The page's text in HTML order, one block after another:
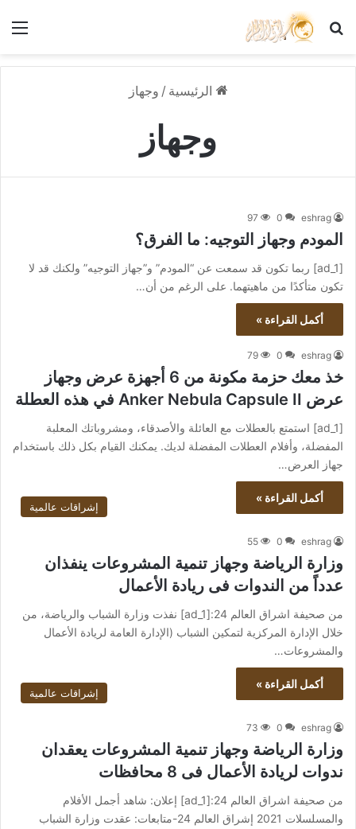
بحث عن
الرئيسية / وجهاز
وجهاز
eshrag
0
97
المودم وجهاز التوجيه: ما الفرق؟
[ad_1] ربما تكون قد سمعت عن “المودم” و”جهاز التوجيه” ولكنك قد لا
تكون متأكدًا من ماهيتهما. على الرغم من أن…
أكمل القراءة »
eshrag
0
79
خذ معك حزمة مكونة من 6 أجهزة عرض وجهاز
عرض Anker Nebula Capsule II في هذه العطلة
[ad_1] استمتع بالعطلات مع العائلة والأصدقاء، ومشروباتك المعلبة
المفضلة، وأفلام العطلات المفضلة لديك. يمكنك القيام بكل ذلك باستخدام
جهاز العرض…
أكمل القراءة »
إشراقات عالمية
eshrag
0
55
وزارة الرياضة وجهاز تنمية المشروعات ينفذان
عدداً من الندوات فى ريادة الأعمال
من صحيفة اشراق العالم 24:[ad_1] نفذت وزارة الشباب والرياضة، من
خلال الإدارة المركزية لتمكين الشباب (الإدارة العامة لريادة الأعمال
والمشروعات…
أكمل القراءة »
إشراقات عالمية
eshrag
0
73
وزارة الرياضة وجهاز تنمية المشروعات يعقدان
ندوات لريادة الأعمال فى 8 محافظات
من صحيفة اشراق العالم 24:[ad_1] إعلان: شاهد أجمل الأفلام
والمسلسلات 2021 إشراق العالم 24-متابعات: عقدت وزارة الشباب